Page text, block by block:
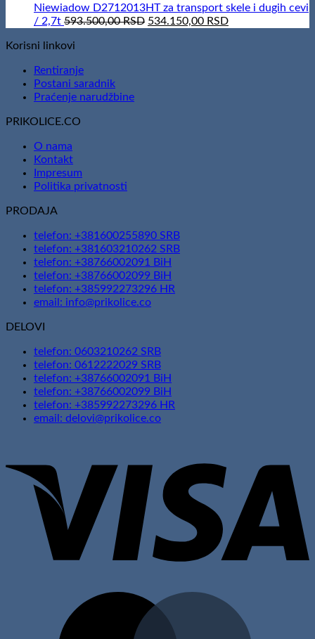
134.850,00 RSD.106.808,00 RSD.
Niewiadow D2712013HT za transport skele i dugih cevi
/ 2,7t 593.500,00RSD Original
534.150,00 RSDCurrent
Korisni linkovi
Rentiranje
Postani saradnik
Praćenje narudžbine
PRIKOLICE.CO
O nama
Kontakt
Impresum
Politika privatnosti
PRODAJA
telefon: +381600255890 SRB
telefon: +381603210262 SRB
telefon: +38766002091 BiH
telefon: +38766002099 BiH
telefon: +385992273296 HR
email: info@prikolice.co
DELOVI
telefon: 0603210262 SRB
telefon: 0612222029 SRB
telefon: +38766002091 BiH
telefon: +38766002099 BiH
telefon: +385992273296 HR
email: delovi@prikolice.co